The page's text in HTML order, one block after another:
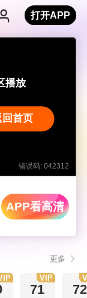
打开APP
播放
回首页
错误码: 042312
APP看高清
更多
71
VIP
72